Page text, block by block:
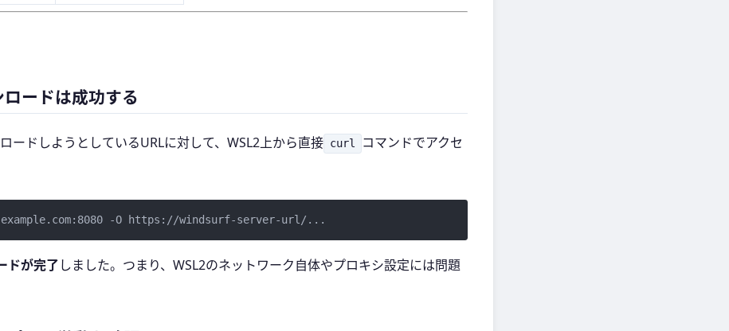
ードは成功する
ードしようとしているURLに対して、WSL2上から直接 curl
コマンドでアクセ
ドが完了しました。つまり、WSL2のネットワーク自体やプロキシ設定には問題